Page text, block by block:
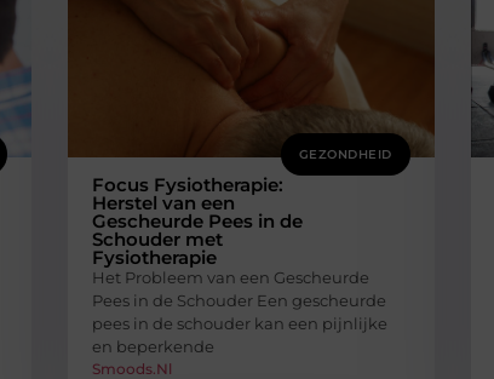
GEZONDHEID
Focus Fysiotherapie:
Herstel van een
Gescheurde Pees in de
Schouder met
Fysiotherapie
Het Probleem van een Gescheurde
Pees in de Schouder Een gescheurde
pees in de schouder kan een pijnlijke
en beperkende
Smoods.nl